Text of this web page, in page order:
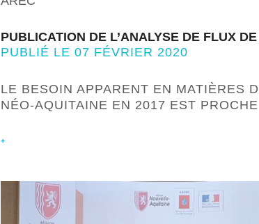
PUBLICATION DE L’ANALYSE DE FLUX
PUBLIÉ LE 07 FÉVRIER 2020
LE BESOIN APPARENT EN MATIÈRES
NÉO-AQUITAINE EN 2017 EST
+